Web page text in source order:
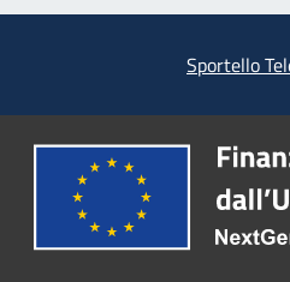
Sportello